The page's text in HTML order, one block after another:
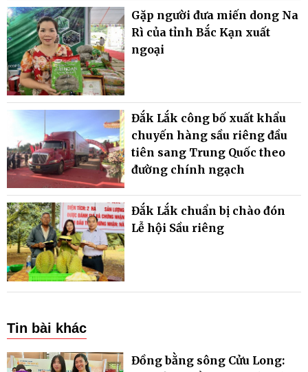
Gặp người đưa miến dong Na
Rì của tỉnh Bắc Kạn xuất
ngoại
Đắk Lắk công bố xuất khẩu
chuyến hàng sầu riêng đầu
tiên sang Trung Quốc theo
đường chính ngạch
Đắk Lắk chuẩn bị chào đón
Lễ hội Sầu riêng
Tin bài khác
Đồng bằng sông Cửu Long: